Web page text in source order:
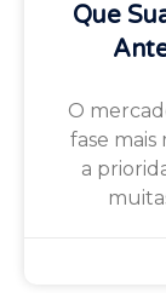
Que
O
fase mais
a